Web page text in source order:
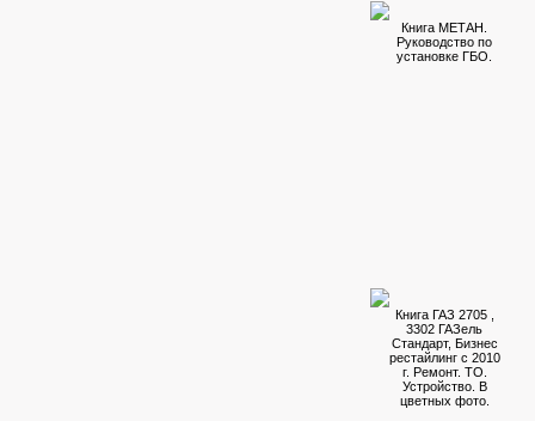
Книга МЕТАН.
Руководство по
установке ГБО.
Книга ГАЗ 2705 ,
3302 ГАЗель
Стандарт, Бизнес
рестайлинг с 2010
г. Ремонт. ТО.
Устройство. В
цветных фото.